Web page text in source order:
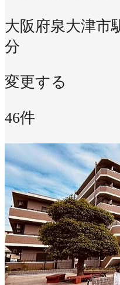
大阪府泉大津市
分
変更する
46件